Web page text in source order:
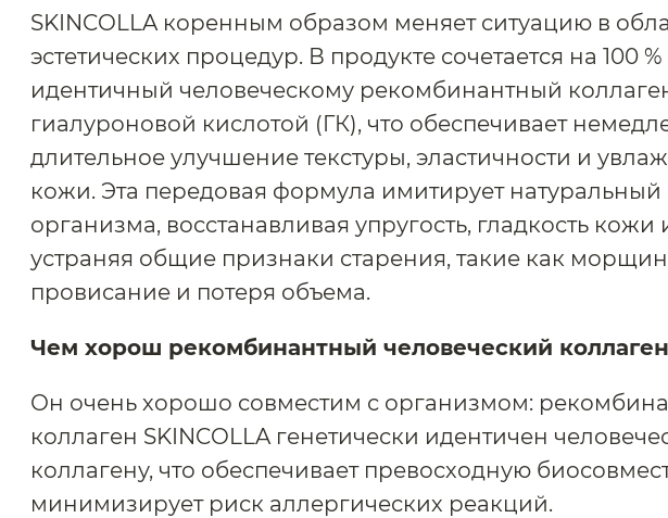
SKINCOLLA коренным образом меняет ситуацию в
эстетических процедур. В продукте сочетается на 100 %
идентичный человеческому рекомбинантный
гиалуроновой кислотой (ГК), что обеспечивает
длительное улучшение текстуры, эластичности и
кожи. Эта передовая формула имитирует натуральный
организма, восстанавливая упругость, гладкость кожи
устраняя общие признаки старения, такие как
провисание и потеря объема.
Чем хорош рекомбинантный человеческий
Он очень хорошо совместим с организмом:
коллаген SKINCOLLA генетически идентичен
коллагену, что обеспечивает превосходную
минимизирует риск аллергических реакций.